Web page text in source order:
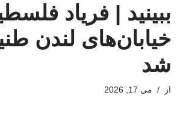
ببینید | فریاد
خیابان‌های لندن
شد
از می 17, 2026